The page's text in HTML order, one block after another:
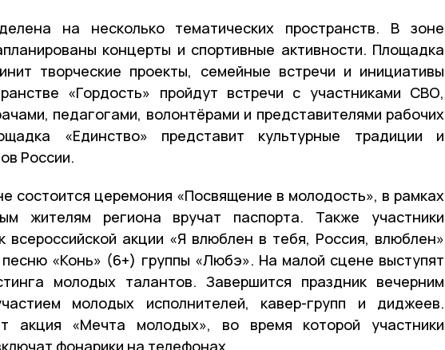
на несколько тематических пространств. В зоне
концерты и спортивные активности. Площадка
творческие проекты, семейные встречи и инициативы
«Гордость» пройдут встречи с участниками СВО,
педагогами, волонтёрами и представителями рабочих
«Единство» представит культурные традиции и
России.
состоится церемония «Посвящение в молодость», в рамках
жителям региона вручат паспорта. Также участники
всероссийской акции «Я влюблен в тебя, Россия, влюблен»
«Конь» (6+) группы «Любэ». На малой сцене выступят
молодых талантов. Завершится праздник вечерним
молодых исполнителей, кавер-групп и диджеев.
акция «Мечта молодых», во время которой участники
фонарики на телефонах.